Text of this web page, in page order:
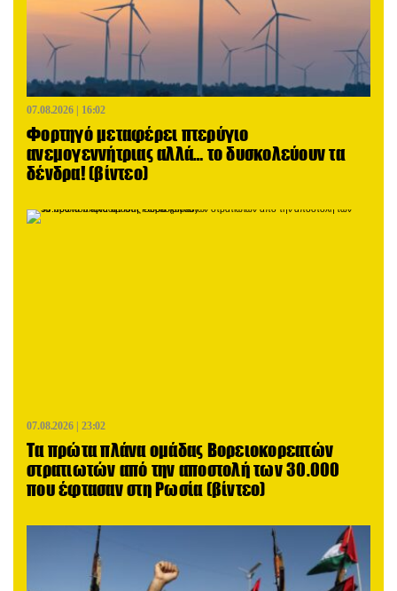
07.08.2026 | 16:02
Φορτηγό μεταφέρει πτερύγιο
ανεμογεννήτριας αλλά… το δυσκολεύουν τα
δένδρα! (βίντεο)
07.08.2026 | 23:02
Τα πρώτα πλάνα ομάδας Βορειοκορεατών
στρατιωτών από την αποστολή των 30.000
που έφτασαν στη Ρωσία (βίντεο)